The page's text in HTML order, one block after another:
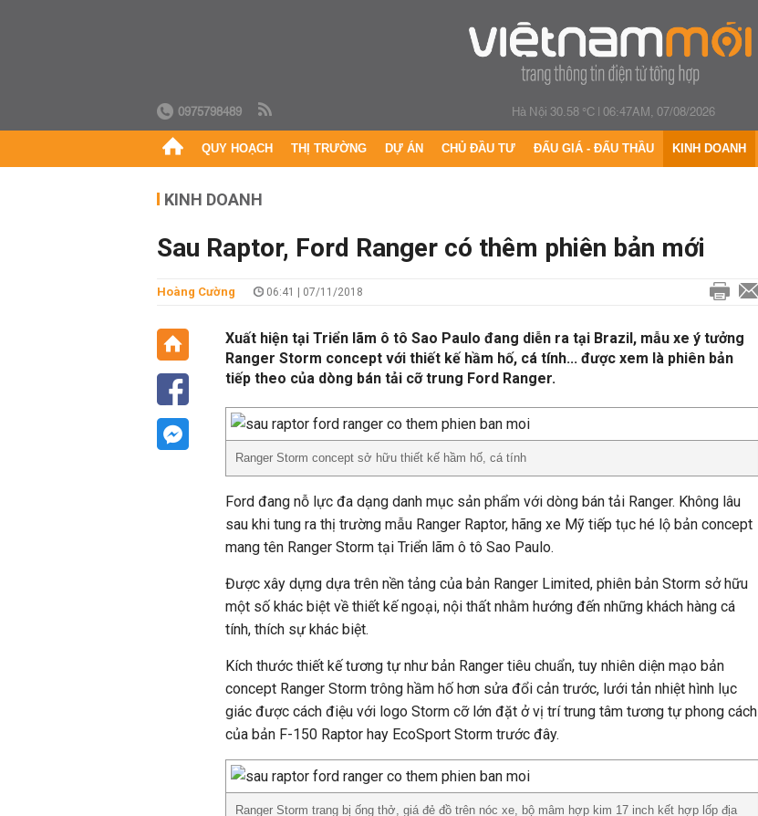
0975798489 Hà Nội 30.58 °C|06:47AM, 07/08/2026
QUY HOẠCH THỊ TRƯỜNG DỰ ÁN CHỦ ĐẦU TƯ ĐẤU GIÁ - ĐẤU THẦU KINH DOANH
KINH DOANH
Sau Raptor, Ford Ranger có thêm phiên bản mới
Hoàng Cường 06:41 | 07/11/2018
Xuất hiện tại Triển lãm ô tô Sao Paulo đang diễn ra tại Brazil, mẫu xe ý tưởng
Ranger Storm concept với thiết kế hầm hố, cá tính... được xem là phiên bản
tiếp theo của dòng bán tải cỡ trung Ford Ranger.
Ranger Storm concept sở hữu thiết kế hầm hố, cá tính
Ford đang nỗ lực đa dạng danh mục sản phẩm với dòng bán tải Ranger. Không lâu
sau khi tung ra thị trường mẫu Ranger Raptor, hãng xe Mỹ tiếp tục hé lộ bản concept
mang tên Ranger Storm tại Triển lãm ô tô Sao Paulo.
Được xây dựng dựa trên nền tảng của bản Ranger Limited, phiên bản Storm sở hữu
một số khác biệt về thiết kế ngoại, nội thất nhằm hướng đến những khách hàng cá
tính, thích sự khác biệt.
Kích thước thiết kế tương tự như bản Ranger tiêu chuẩn, tuy nhiên diện mạo bản
concept Ranger Storm trông hầm hố hơn sửa đổi cản trước, lưới tản nhiệt hình lục
giác được cách điệu với logo Storm cỡ lớn đặt ở vị trí trung tâm tương tự phong cách
của bản F-150 Raptor hay EcoSport Storm trước đây.
Ranger Storm trang bị ống thở, giá đẻ đồ trên nóc xe, bộ mâm hợp kim 17 inch kết hợp lốp địa